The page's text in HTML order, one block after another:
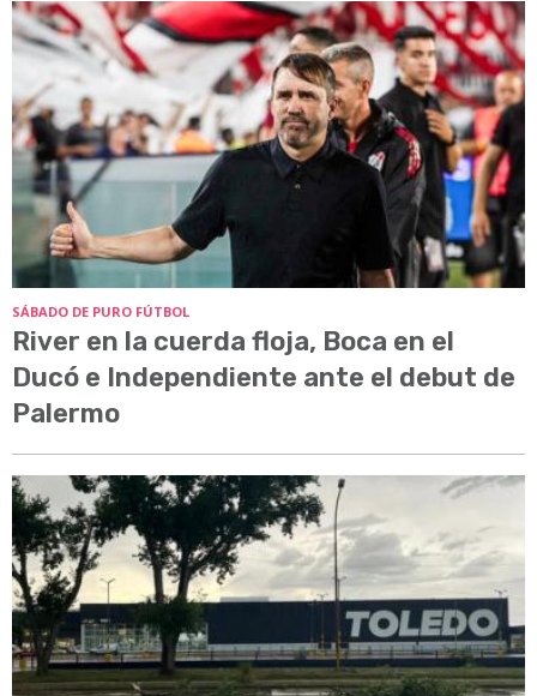
SÁBADO DE PURO FÚTBOL
River en la cuerda floja, Boca en el
Ducó e Independiente ante el debut de
Palermo